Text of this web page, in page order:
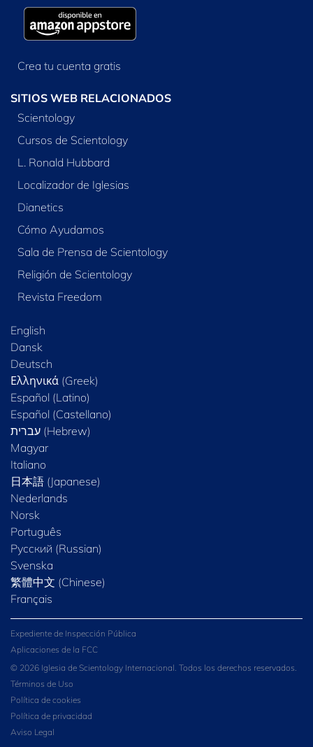
Crea tu cuenta gratis
SITIOS WEB RELACIONADOS
Scientology
Cursos de Scientology
L. Ronald Hubbard
Localizador de Iglesias
Dianetics
Cómo Ayudamos
Sala de Prensa de Scientology
Religión de Scientology
Revista Freedom
English
Dansk
Deutsch
Ελληνικά (Greek)
Español (Latino)
Español (Castellano)
Magyar
Italiano
日本語 (Japanese)
Nederlands
Norsk
Português
Русский (Russian)
Svenska
繁體中文 (Chinese)
Français
Expediente de Inspección Pública
Aplicaciones de la FCC
© 2026 Iglesia de Scientology Internacional. Todos los derechos reservados.
Términos de Uso
Política de cookies
Política de privacidad
Aviso Legal